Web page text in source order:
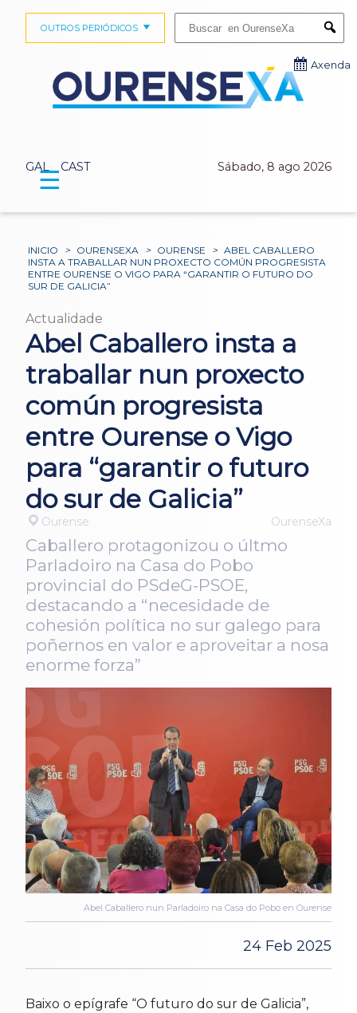
GAL CAST Sábado, 8 ago 2026
OUTROS PERIÓDICOS
Axenda
☰
INICIO > OURENSEXA > OURENSE > ABEL CABALLERO
INSTA A TRABALLAR NUN PROXECTO COMÚN PROGRESISTA
ENTRE OURENSE O VIGO PARA “GARANTIR O FUTURO DO
SUR DE GALICIA”
Actualidade
Abel Caballero insta a
traballar nun proxecto
común progresista
entre Ourense o Vigo
para “garantir o futuro
do sur de Galicia”
Ourense OurenseXa
Caballero protagonizou o últmo
Parladoiro na Casa do Pobo
provincial do PSdeG-PSOE,
destacando a “necesidade de
cohesión política no sur galego para
poñernos en valor e aproveitar a nosa
enorme forza”
Abel Caballero nun Parladoiro na Casa do Pobo en Ourense
24 Feb 2025
Baixo o epígrafe “O futuro do sur de Galicia”,